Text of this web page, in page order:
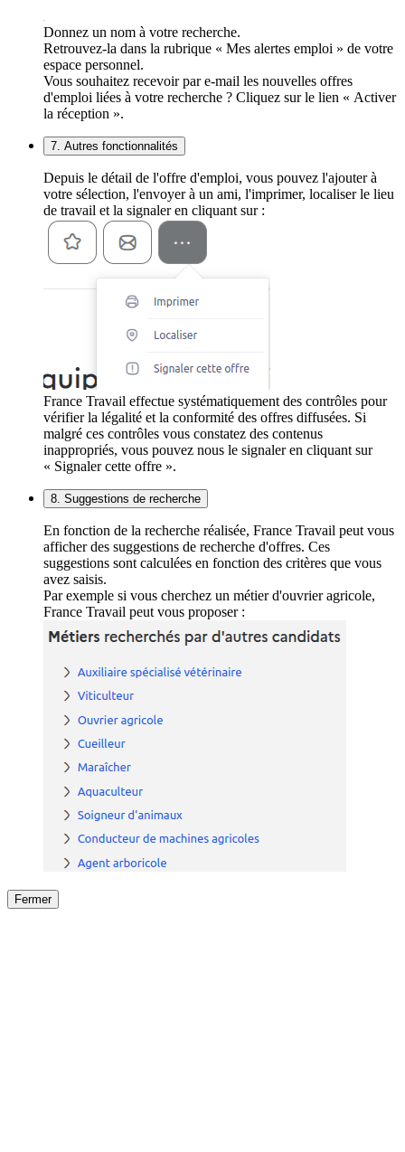
Donnez un nom à votre recherche.
Retrouvez-la dans la rubrique « Mes alertes emploi » de votre
espace personnel.
Vous souhaitez recevoir par e-mail les nouvelles offres
d'emploi liées à votre recherche ? Cliquez sur le lien « Activer
la réception ».
7. Autres fonctionnalités
Depuis le détail de l'offre d'emploi, vous pouvez l'ajouter à
votre sélection, l'envoyer à un ami, l'imprimer, localiser le lieu
de travail et la signaler en cliquant sur :
France Travail effectue systématiquement des contrôles pour
vérifier la légalité et la conformité des offres diffusées. Si
malgré ces contrôles vous constatez des contenus
inappropriés, vous pouvez nous le signaler en cliquant sur
« Signaler cette offre ».
8. Suggestions de recherche
En fonction de la recherche réalisée, France Travail peut vous
afficher des suggestions de recherche d'offres. Ces
suggestions sont calculées en fonction des critères que vous
avez saisis.
Par exemple si vous cherchez un métier d'ouvrier agricole,
France Travail peut vous proposer :
Fermer